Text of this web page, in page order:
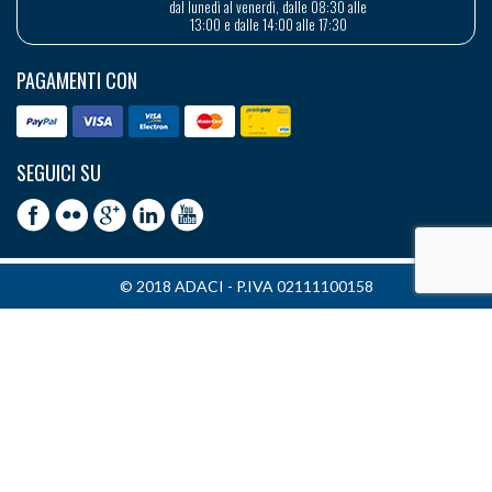
dal lunedì al venerdì, dalle 08:30 alle
13:00 e dalle 14:00 alle 17:30
PAGAMENTI CON
SEGUICI SU
© 2018 ADACI - P.IVA 02111100158